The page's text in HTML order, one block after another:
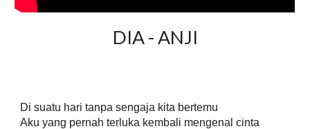
DIA - ANJI
Di suatu hari tanpa sengaja kita bertemu
Aku yang pernah terluka kembali mengenal cinta